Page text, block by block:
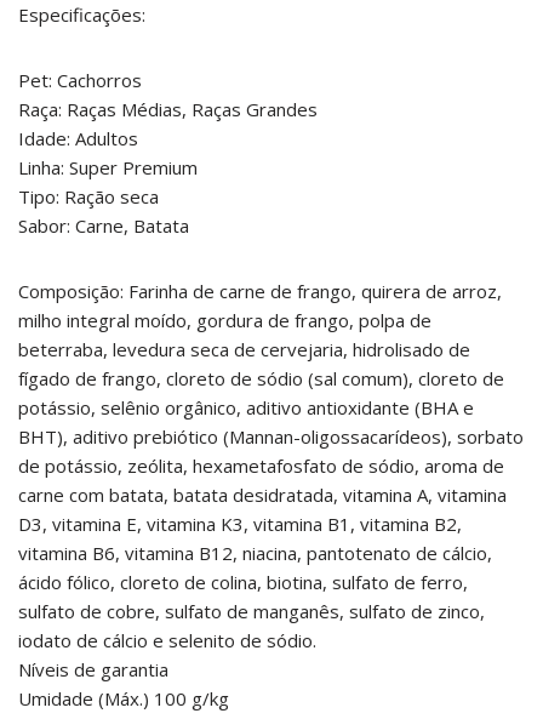
Especificações:
Pet: Cachorros
Raça: Raças Médias, Raças Grandes
Idade: Adultos
Linha: Super Premium
Tipo: Ração seca
Sabor: Carne, Batata
Composição: Farinha de carne de frango, quirera de arroz,
milho integral moído, gordura de frango, polpa de
beterraba, levedura seca de cervejaria, hidrolisado de
fígado de frango, cloreto de sódio (sal comum), cloreto de
potássio, selênio orgânico, aditivo antioxidante (BHA e
BHT), aditivo prebiótico (Mannan-oligossacarídeos), sorbato
de potássio, zeólita, hexametafosfato de sódio, aroma de
carne com batata, batata desidratada, vitamina A, vitamina
D3, vitamina E, vitamina K3, vitamina B1, vitamina B2,
vitamina B6, vitamina B12, niacina, pantotenato de cálcio,
ácido fólico, cloreto de colina, biotina, sulfato de ferro,
sulfato de cobre, sulfato de manganês, sulfato de zinco,
iodato de cálcio e selenito de sódio.
Níveis de garantia
Umidade (Máx.) 100 g/kg